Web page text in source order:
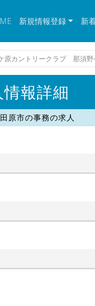
新規情報登録 新
原カントリークラブ 那須野
報詳細
原市の事務の求人